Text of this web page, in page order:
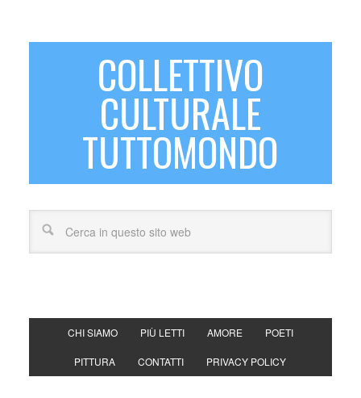
COLLETTIVO
CULTURALE
TUTTOMONDO
CHI SIAMO PIÙ LETTI AMORE POETI
PITTURA CONTATTI PRIVACY POLICY